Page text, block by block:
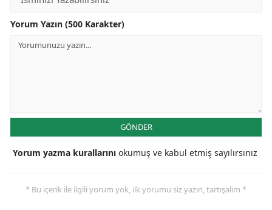
Yorum Yazın (500 Karakter)
GÖNDER
Yorum yazma kurallarını okumuş ve kabul etmiş sayılırsınız
* Bu içerik ile ilgili yorum yok, ilk yorumu siz yazın, tartışalım *